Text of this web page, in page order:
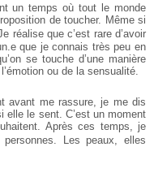
un temps où tout le monde
de toucher. Même si
réalise que c’est rare d’avoir
que je connais très peu en
se touche d’une manière
ou de la sensualité.
avant me rassure, je me dis
elle le sent. C’est un moment
Après ces temps, je
Les peaux, elles